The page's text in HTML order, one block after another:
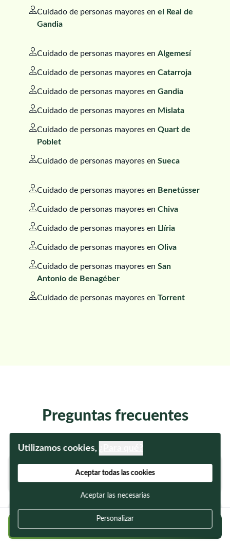
Cuidado de personas mayores en el Real de
Gandia
Cuidado de personas mayores en Algemesí
Cuidado de personas mayores en Catarroja
Cuidado de personas mayores en Gandia
Cuidado de personas mayores en Mislata
Cuidado de personas mayores en Quart de
Poblet
Cuidado de personas mayores en Sueca
Cuidado de personas mayores en Benetússer
Cuidado de personas mayores en Chiva
Cuidado de personas mayores en Llíria
Cuidado de personas mayores en Oliva
Cuidado de personas mayores en San
Antonio de Benagéber
Cuidado de personas mayores en Torrent
Preguntas frecuentes
¿La web es totalmente gratuita?
¿Puedo confiar en los usuarios?
Regístrate gratis y encuentra a tu cuidador
Utilizamos cookies,
Aceptar todas las cookies
Aceptar las necesarias
Personalizar